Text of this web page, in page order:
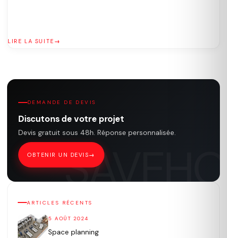
une meilleure intelligibilité de la parole et réduisant la
LIRE LA SUITE
DEMANDE DE DEVIS
Discutons de votre projet
Devis gratuit sous 48h. Réponse personnalisée.
OBTENIR UN DEVIS
ARTICLES RÉCENTS
5 AOÛT 2024
Space planning